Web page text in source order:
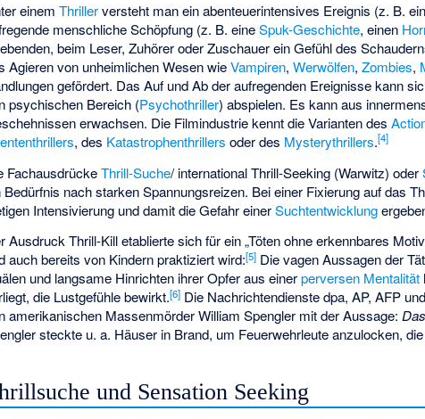
einemThrillerversteht man ein abenteuerintensives Ereignis (z. B.
menschliche Schöpfung (z. B. eineSpuk-Geschichte, einen
beim Leser, Zuhörer oder Zuschauer ein Gefühl des
Agieren von unheimlichen Wesen wieVampiren,Werwölfen,Zombies,
gefördert. Das Auf und Ab der aufregenden Ereignisse kann
psychischen Bereich (Psychothriller) abspielen. Es kann aus
erwachsen. Die Filmindustrie kennt die Varianten des
, des Katastrophenthrillers oder des Mysterythrillers.[4]
FachausdrückeThrill-Suche/ international Thrill-Seeking (Warwitz) oder
Bedürfnis nach starken Spannungsreizen. Bei einer Fixierung auf das
Intensivierung und damit die Gefahr einerSuchtentwicklung
Ausdruck Thrill-Kill etablierte sich für ein „Töten ohne erkennbares
auch bereits von Kindern praktiziert wird:[5] Die vagen Aussagen der
und langsame Hinrichten ihrer Opfer aus einerperversen Mentalität
die Lustgefühle bewirkt.[6] Die Nachrichtendienste dpa, AP, AFP
amerikanischen Massenmörder William Spengler mit der Aussage:
steckte u. a. Häuser in Brand, um Feuerwehrleute anzulocken,
und Sensation Seeking